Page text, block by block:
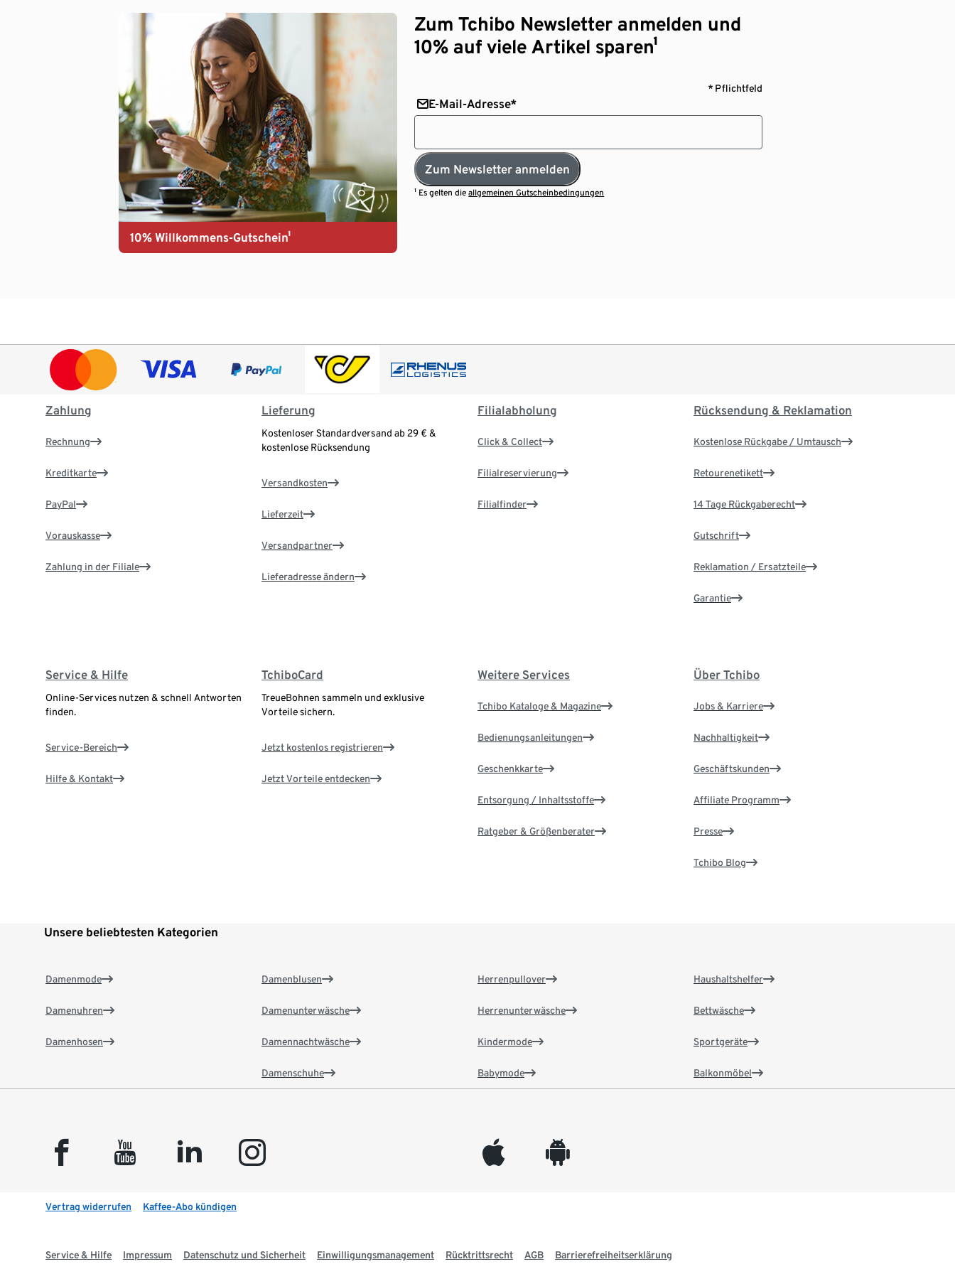
10% Willkommens-Gutschein¹
Zum Tchibo Newsletter anmelden und
10% auf viele Artikel sparen¹
* Pflichtfeld
E-Mail-Adresse*
Zum Newsletter anmelden
¹ Es gelten dieallgemeinen Gutscheinbedingungen
Zahlung
Rechnung
Kreditkarte
PayPal
Vorauskasse
Zahlung in der Filiale
Lieferung
Kostenloser Standardversand ab 29 € &
kostenlose Rücksendung
Versandkosten
Lieferzeit
Versandpartner
Lieferadresse ändern
Filialabholung
Click & Collect
Filialreservierung
Filialfinder
Rücksendung & Reklamation
Kostenlose Rückgabe / Umtausch
Retourenetikett
14 Tage Rückgaberecht
Gutschrift
Reklamation / Ersatzteile
Garantie
Service & Hilfe
Online-Services nutzen & schnell Antworten
finden.
Service-Bereich
Hilfe & Kontakt
TchiboCard
TreueBohnen sammeln und exklusive
Vorteile sichern.
Jetzt kostenlos registrieren
Jetzt Vorteile entdecken
Weitere Services
Tchibo Kataloge & Magazine
Bedienungsanleitungen
Geschenkkarte
Entsorgung / Inhaltsstoffe
Ratgeber & Größenberater
Über Tchibo
Jobs & Karriere
Nachhaltigkeit
Geschäftskunden
Affiliate Programm
Presse
Tchibo Blog
Unsere beliebtesten Kategorien
Damenmode
Damenuhren
Damenhosen
Damenblusen
Damenunterwäsche
Damennachtwäsche
Damenschuhe
Herrenpullover
Herrenunterwäsche
Kindermode
Babymode
Haushaltshelfer
Bettwäsche
Sportgeräte
Balkonmöbel
facebook youtube linkedin instagram appleinc android
Vertrag widerrufen Kaffee-Abo kündigen
Service & Hilfe Impressum Datenschutz und Sicherheit Einwilligungsmanagement Rücktrittsrecht AGB Barrierefreiheitserklärung